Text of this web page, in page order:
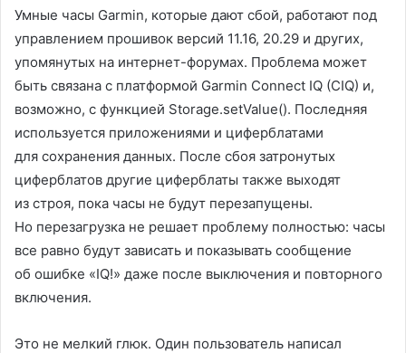
Умные часы Garmin, которые дают сбой, работают под
управлением прошивок версий 11.16, 20.29 и других,
упомянутых на интернет-форумах. Проблема может
быть связана с платформой Garmin Connect IQ (CIQ) и,
возможно, с функцией Storage.setValue(). Последняя
используется приложениями и циферблатами
для сохранения данных. После сбоя затронутых
циферблатов другие циферблаты также выходят
из строя, пока часы не будут перезапущены.
Но перезагрузка не решает проблему полностью: часы
все равно будут зависать и показывать сообщение
об ошибке «IQ!» даже после выключения и повторного
включения.
Это не мелкий глюк. Один пользователь написал